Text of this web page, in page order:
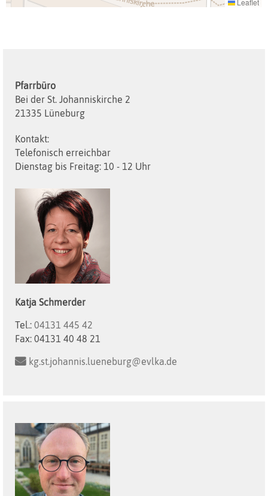
Leaflet
Pfarrbüro
Bei der St. Johanniskirche 2
21335 Lüneburg
Kontakt:
Telefonisch erreichbar
Dienstag bis Freitag: 10 - 12 Uhr
Katja Schmerder
Tel.: 04131 445 42
Fax: 04131 40 48 21
kg.st.johannis.lueneburg@evlka.de